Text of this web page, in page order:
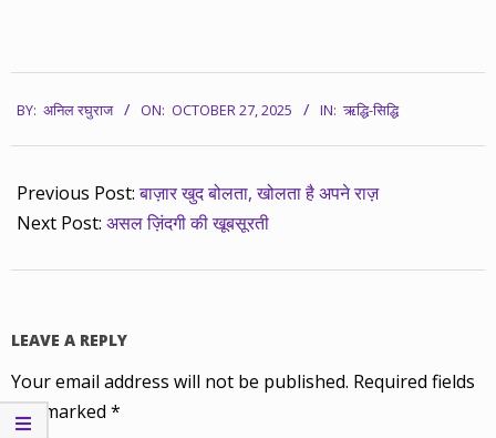
10-
27
BY: अनिल रघुराज ON: OCTOBER 27, 2025 IN: ऋद्धि-सिद्धि
Previous Post:बाज़ार खुद बोलता, खोलता है अपने राज़
Next Post: असल ज़िंदगी की खूबसूरती
LEAVE A REPLY
Your email address will not be published. Required fields
are marked *